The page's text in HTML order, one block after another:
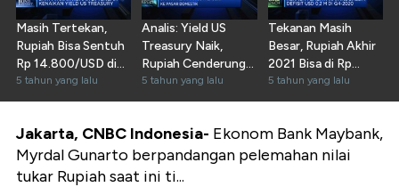
Masih Tertekan,
Rupiah Bisa Sentuh
Rp 14.800/USD di
Q2-2021
5 tahun yang lalu
Analis: Yield US
Treasury Naik,
Rupiah Cenderung
Melemah
5 tahun yang lalu
Tekanan Masih
Besar, Rupiah Akhir
2021 Bisa di Rp
15.000/USD
5 tahun yang lalu
Jakarta, CNBC Indonesia- Ekonom Bank Maybank,
Myrdal Gunarto berpandangan pelemahan nilai
tukar Rupiah saat ini ti...